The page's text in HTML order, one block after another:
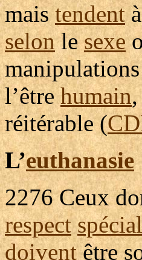
maistendent
selonlesexe
manipulations
l’êtrehumain
réitérable(
L’euthanasie
2276 Ceux
respect spécial
doiventêtre